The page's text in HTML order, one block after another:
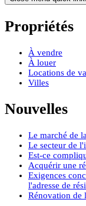
Propriétés
À vendre
À louer
Locations de
Villes
Nouvelles
Le marché de
Le secteur de
Est-ce
Acquérir une
Exigences
l'adresse de
Rénovation de